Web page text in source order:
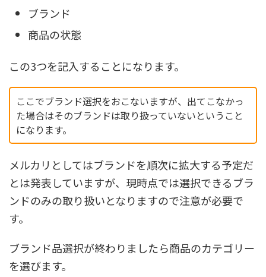
ブランド
商品の状態
この3つを記入することになります。
ここでブランド選択をおこないますが、出てこなかっ
た場合はそのブランドは取り扱っていないということ
になります。
メルカリとしてはブランドを順次に拡大する予定だ
とは発表していますが、現時点では選択できるブラ
ンドのみの取り扱いとなりますので注意が必要で
す。
ブランド品選択が終わりましたら商品のカテゴリー
を選びます。